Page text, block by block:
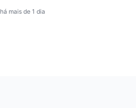
há mais de 1 dia